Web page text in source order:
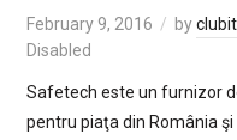
February 9, 2016 by
Disabled
Safetech este un furnizor
pentru piaţa din România